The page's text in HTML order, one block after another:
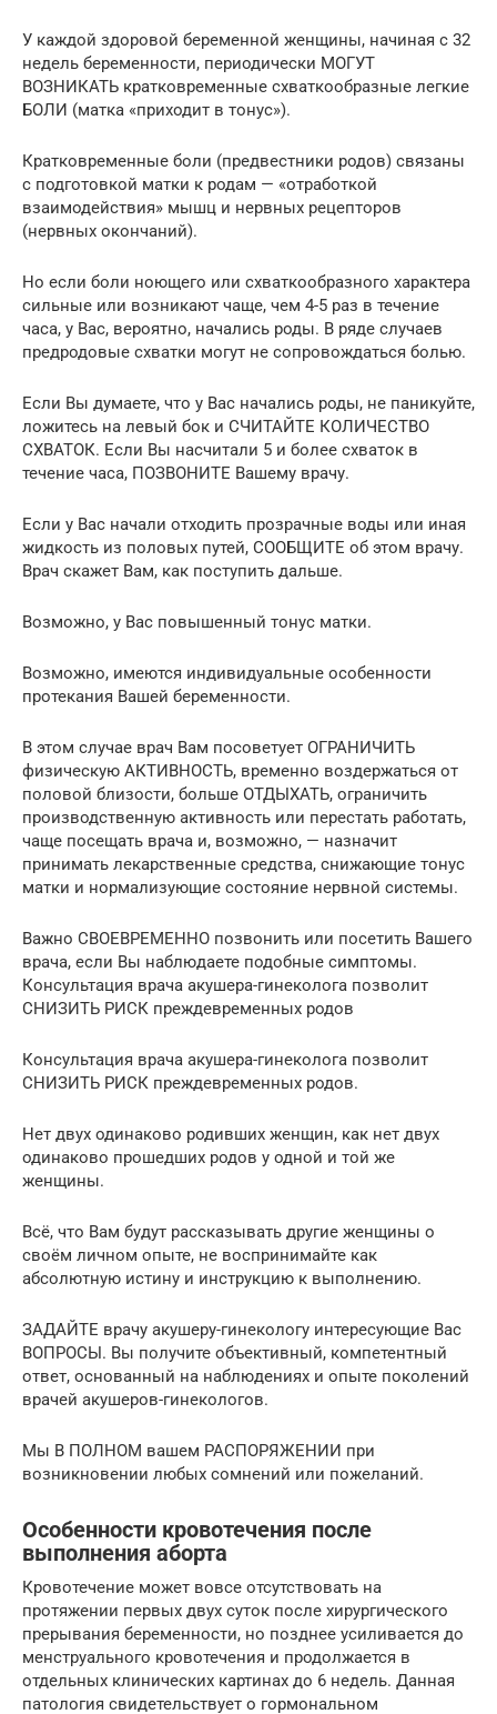
У каждой здоровой беременной женщины, начиная с 32
недель беременности, периодически МОГУТ
ВОЗНИКАТЬ кратковременные схваткообразные легкие
БОЛИ (матка «приходит в тонус»).
Кратковременные боли (предвестники родов) связаны
с подготовкой матки к родам — «отработкой
взаимодействия» мышц и нервных рецепторов
(нервных окончаний).
Но если боли ноющего или схваткообразного характера
сильные или возникают чаще, чем 4-5 раз в течение
часа, у Вас, вероятно, начались роды. В ряде случаев
предродовые схватки могут не сопровождаться болью.
Если Вы думаете, что у Вас начались роды, не паникуйте,
ложитесь на левый бок и СЧИТАЙТЕ КОЛИЧЕСТВО
СХВАТОК. Если Вы насчитали 5 и более схваток в
течение часа, ПОЗВОНИТЕ Вашему врачу.
Если у Вас начали отходить прозрачные воды или иная
жидкость из половых путей, СООБЩИТЕ об этом врачу.
Врач скажет Вам, как поступить дальше.
Возможно, у Вас повышенный тонус матки.
Возможно, имеются индивидуальные особенности
протекания Вашей беременности.
В этом случае врач Вам посоветует ОГРАНИЧИТЬ
физическую АКТИВНОСТЬ, временно воздержаться от
половой близости, больше ОТДЫХАТЬ, ограничить
производственную активность или перестать работать,
чаще посещать врача и, возможно, — назначит
принимать лекарственные средства, снижающие тонус
матки и нормализующие состояние нервной системы.
Важно СВОЕВРЕМЕННО позвонить или посетить Вашего
врача, если Вы наблюдаете подобные симптомы.
Консультация врача акушера-гинеколога позволит
СНИЗИТЬ РИСК преждевременных родов
Консультация врача акушера-гинеколога позволит
СНИЗИТЬ РИСК преждевременных родов.
Нет двух одинаково родивших женщин, как нет двух
одинаково прошедших родов у одной и той же
женщины.
Всё, что Вам будут рассказывать другие женщины о
своём личном опыте, не воспринимайте как
абсолютную истину и инструкцию к выполнению.
ЗАДАЙТЕ врачу акушеру-гинекологу интересующие Вас
ВОПРОСЫ. Вы получите объективный, компетентный
ответ, основанный на наблюдениях и опыте поколений
врачей акушеров-гинекологов.
Мы В ПОЛНОМ вашем РАСПОРЯЖЕНИИ при
возникновении любых сомнений или пожеланий.
Особенности кровотечения после
выполнения аборта
Кровотечение может вовсе отсутствовать на
протяжении первых двух суток после хирургического
прерывания беременности, но позднее усиливается до
менструального кровотечения и продолжается в
отдельных клинических картинах до 6 недель. Данная
патология свидетельствует о гормональном